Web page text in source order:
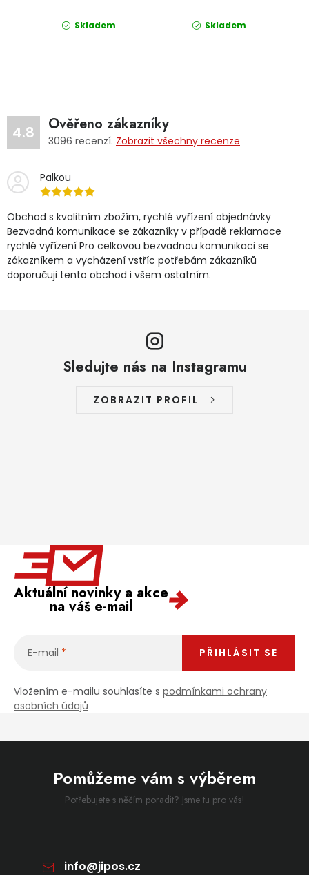
Skladem Skladem
4.8 Ověřeno zákazníky
3096 recenzí. Zobrazit všechny recenze
Palkou
Obchod s kvalitním zbožím, rychlé vyřízení objednávky
Bezvadná komunikace se zákazníky v případě reklamace
rychlé vyřízení Pro celkovou bezvadnou komunikaci se
zákazníkem a vycházení vstříc potřebám zákazníků
doporučuji tento obchod i všem ostatním.
Sledujte nás na Instagramu
ZOBRAZIT PROFIL
Aktuální novinky a akce
na váš e-mail
E-mail
Vložením e-mailu souhlasíte s podmínkami ochrany
osobních údajů
PŘIHLÁSIT SE
Pomůžeme vám s výběrem
Potřebujete s něčím poradit? Jsme tu pro vás!
info@jipos.cz